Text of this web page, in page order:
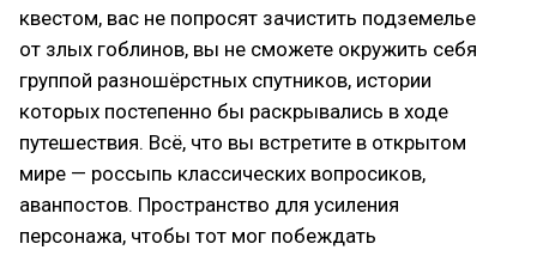
квестом, вас не попросят зачистить подземелье
от злых гоблинов, вы не сможете окружить себя
группой разношёрстных спутников, истории
которых постепенно бы раскрывались в ходе
путешествия. Всё, что вы встретите в открытом
мире — россыпь классических вопросиков,
аванпостов. Пространство для усиления
персонажа, чтобы тот мог побеждать